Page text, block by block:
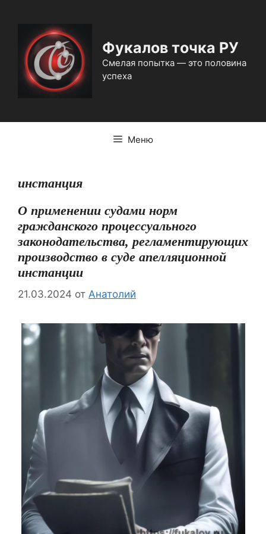
содержимому
Фукалов точка РУ
Смелая попытка — это половина
успеха
Меню
инстанция
О применении судами норм
гражданского процессуального
законодательства, регламентирующих
производство в суде апелляционной
инстанции
21.03.2024 от Анатолий